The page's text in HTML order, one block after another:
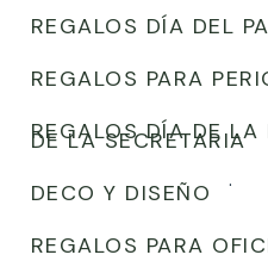
REGALOS DÍA DEL
REGALOS PARA
REGALOS DÍA DE LA
DE LA SECRETARIA
DECO Y DISEÑO
REGALOS PARA